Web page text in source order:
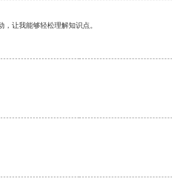
让我能够轻松理解知识点。